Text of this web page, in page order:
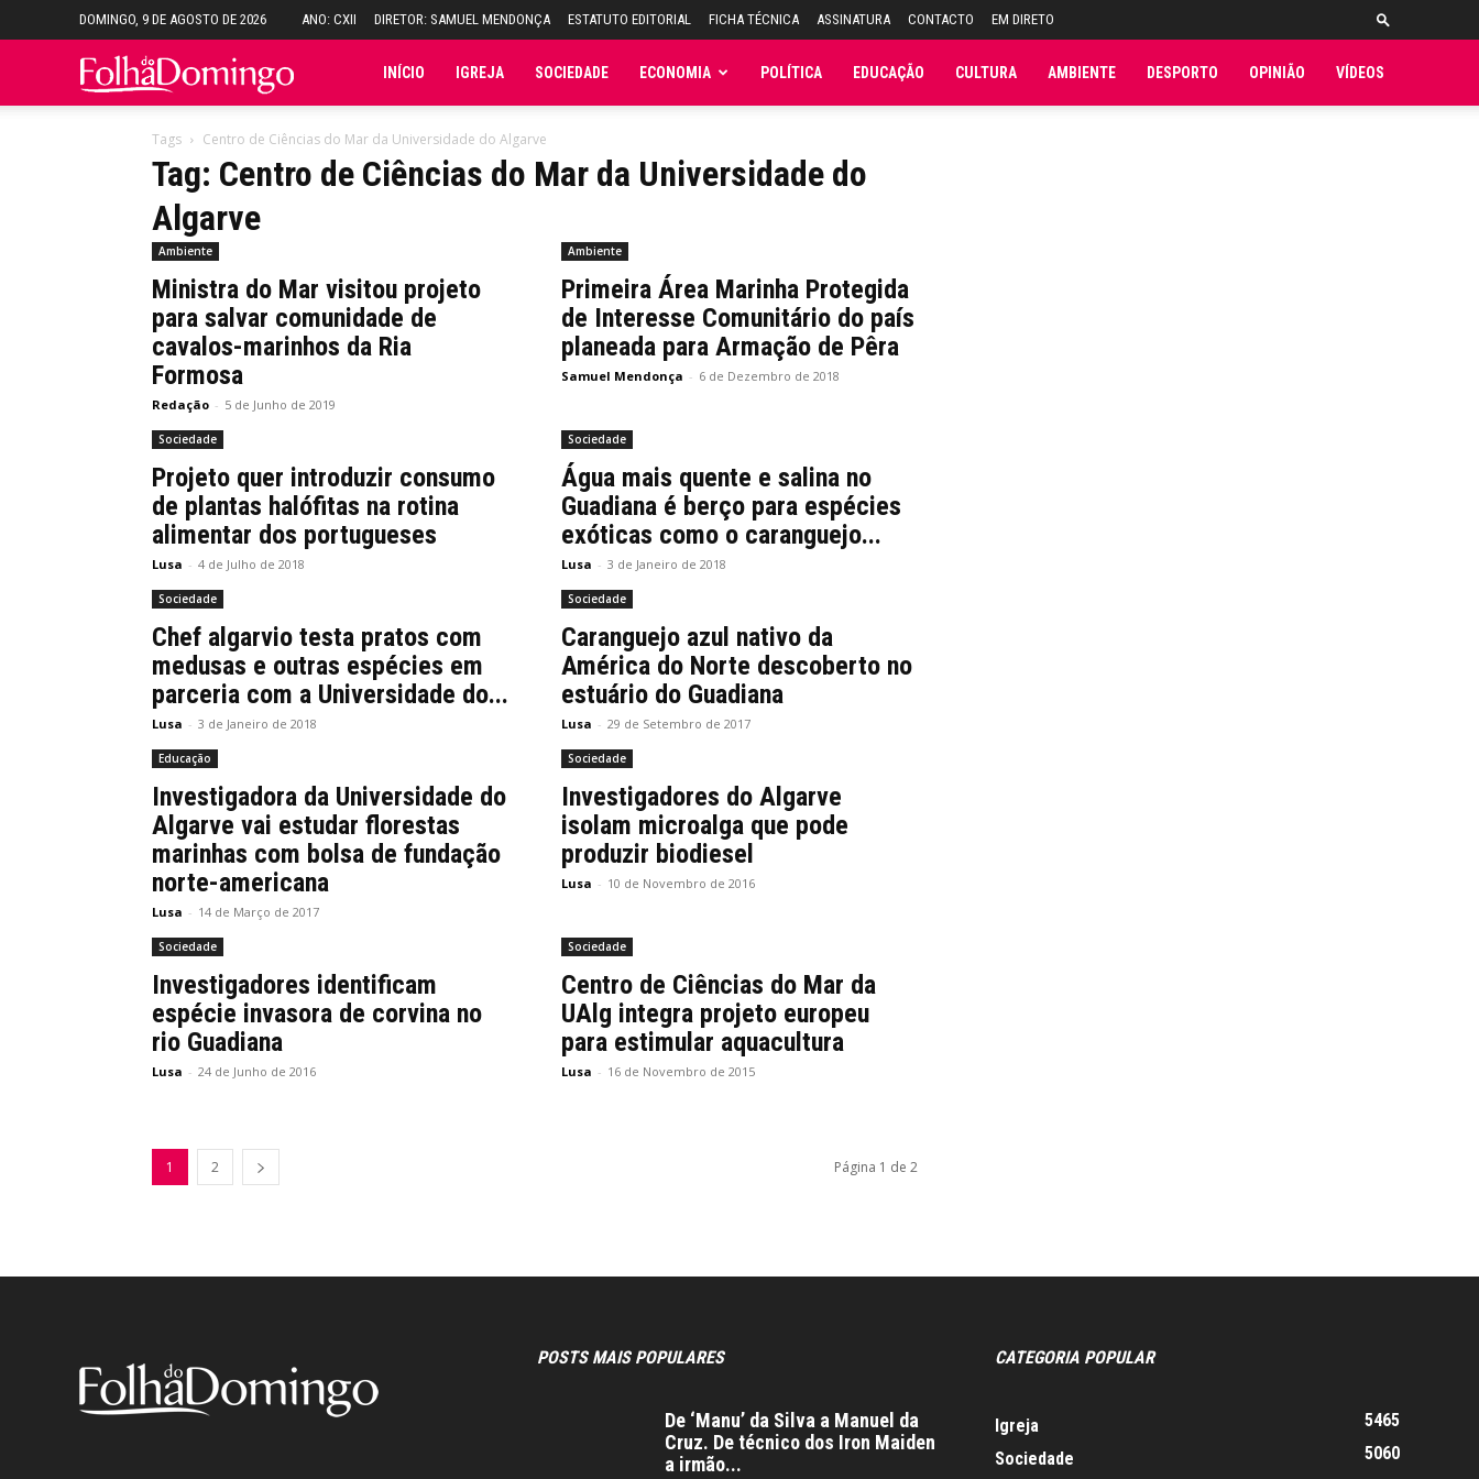
DOMINGO, 9 DE AGOSTO DE 2026 ANO: CXII DIRETOR: SAMUEL MENDONÇA ESTATUTO EDITORIAL FICHA TÉCNICA ASSINATURA CONTACTO EM DIRETO
Folha
do
INÍCIO IGREJA SOCIEDADE ECONOMIA POLÍTICA EDUCAÇÃO CULTURA AMBIENTE DESPORTO OPINIÃO VÍDEOS
Tags Centro de Ciências do Mar da Universidade do Algarve
Tag: Centro de Ciências do Mar da Universidade do
Algarve
Ambiente
Ministra do Mar visitou projeto
para salvar comunidade de
cavalos-marinhos da Ria
Formosa
Redação - 5 de Junho de 2019
Ambiente
Primeira Área Marinha Protegida
de Interesse Comunitário do país
planeada para Armação de Pêra
Samuel Mendonça - 6 de Dezembro de 2018
Sociedade
Projeto quer introduzir consumo
de plantas halófitas na rotina
alimentar dos portugueses
Lusa - 4 de Julho de 2018
Sociedade
Água mais quente e salina no
Guadiana é berço para espécies
exóticas como o caranguejo...
Lusa - 3 de Janeiro de 2018
Sociedade
Chef algarvio testa pratos com
medusas e outras espécies em
parceria com a Universidade do...
Lusa - 3 de Janeiro de 2018
Sociedade
Caranguejo azul nativo da
América do Norte descoberto no
estuário do Guadiana
Lusa - 29 de Setembro de 2017
Educação
Investigadora da Universidade do
Algarve vai estudar florestas
marinhas com bolsa de fundação
norte-americana
Lusa - 14 de Março de 2017
Sociedade
Investigadores do Algarve
isolam microalga que pode
produzir biodiesel
Lusa - 10 de Novembro de 2016
Sociedade
Investigadores identificam
espécie invasora de corvina no
rio Guadiana
Lusa - 24 de Junho de 2016
Sociedade
Centro de Ciências do Mar da
UAlg integra projeto europeu
para estimular aquacultura
Lusa - 16 de Novembro de 2015
1 2 Página 1 de 2
POSTS MAIS POPULARES
De ‘Manu’ da Silva a Manuel da
Cruz. De técnico dos Iron Maiden
a irmão...
CATEGORIA POPULAR
Igreja
5465
Sociedade
5060